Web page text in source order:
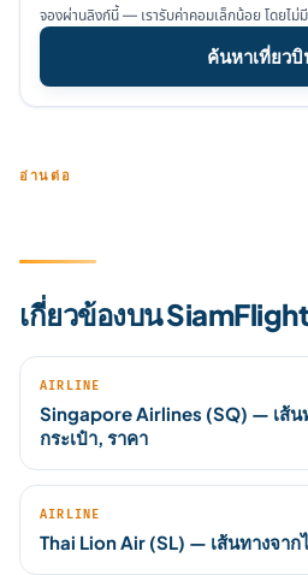
จองผ่านลิงก์นี้ — เรารับค่าคอมเล็กน้อย โดยไม่
ค้นหาเที่ยวบิ
อ่านต่อ
เกี่ยวข้องบน
AIRLINE
Singapore Airlines (SQ) — เส้น
กระเป๋า, ราคา
AIRLINE
Thai Lion Air (SL) — เส้นทางจาก